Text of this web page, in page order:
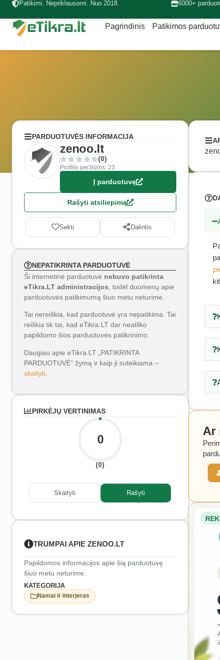
Patikimi. Nepriklausomi. Nuo 2018. 6000+
Pagrindinis Patikimos
PARDUOTUVĖS INFORMACIJA
zenoo.lt
(0)
Profilio peržiūros: 23
Į parduotuvę
Rašyti atsiliepimą
Sekti Dalintis
NEPATIKRINTA PARDUOTUVĖ
Ši internetinė parduotuvė nebuvo patikrinta
eTikra.LT administracijos , todėl duomenų apie
parduotuvės patikimumą šiuo metu neturime.
Tai nereiškia, kad parduotuvė yra nepatikima. Tai
reiškia tik tai, kad eTikra.LT dar neatliko
papildomo šios parduotuvės patikrinimo.
Daugiau apie eTikra.LT „PATIKRINTA
PARDUOTUVĖ“ žymą ir kaip ji suteikiama –
skaityti
PIRKĖJŲ VERTINIMAS
0
(0)
Skaityti Rašyti
TRUMPAI APIE ZENOO.LT
Papildomos informacijos apie šią parduotuvę
šiuo metu neturime.
KATEGORIJA
Namai ir interjeras
Ar